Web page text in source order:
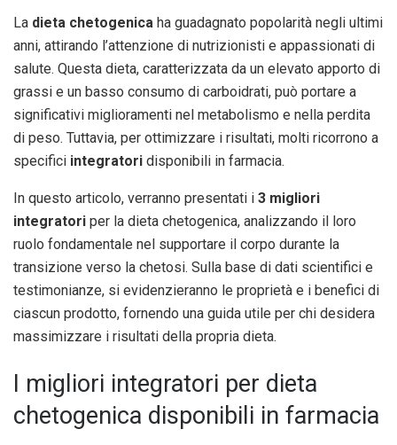
La dieta chetogenica ha guadagnato popolarità negli ultimi
anni, attirando l’attenzione di nutrizionisti e appassionati di
salute. Questa dieta, caratterizzata da un elevato apporto di
grassi e un basso consumo di carboidrati, può portare a
significativi miglioramenti nel metabolismo e nella perdita
di peso. Tuttavia, per ottimizzare i risultati, molti ricorrono a
specifici integratori disponibili in farmacia.
In questo articolo, verranno presentati i 3 migliori
integratori per la dieta chetogenica, analizzando il loro
ruolo fondamentale nel supportare il corpo durante la
transizione verso la chetosi. Sulla base di dati scientifici e
testimonianze, si evidenzieranno le proprietà e i benefici di
ciascun prodotto, fornendo una guida utile per chi desidera
massimizzare i risultati della propria dieta.
I migliori integratori per dieta
chetogenica disponibili in farmacia